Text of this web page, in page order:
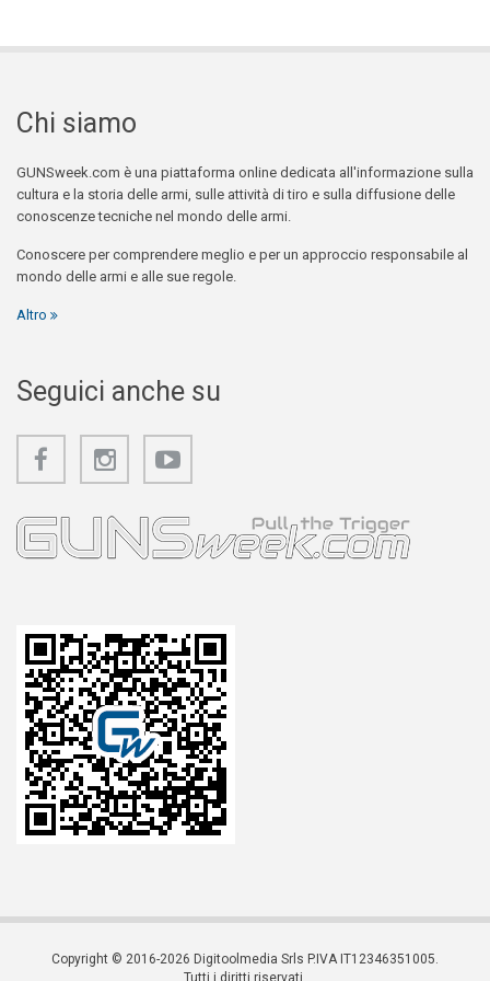
Chi siamo
GUNSweek.com è una piattaforma online dedicata all'informazione sulla
cultura e la storia delle armi, sulle attività di tiro e sulla diffusione delle
conoscenze tecniche nel mondo delle armi.
Conoscere per comprendere meglio e per un approccio responsabile al
mondo delle armi e alle sue regole.
Altro
Seguici anche su
Copyright © 2016-2026 Digitoolmedia Srls P.IVA IT12346351005.
Tutti i diritti riservati.